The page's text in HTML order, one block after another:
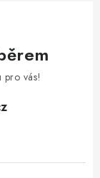
pro vás!